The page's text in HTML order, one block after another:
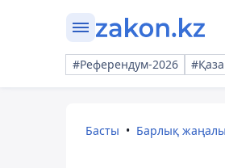
#Референдум-2026
Басты Барлық